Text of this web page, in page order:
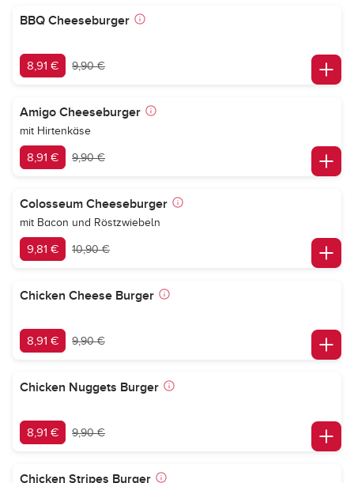
BBQ Cheeseburger
8,91 € 9,90 €
Amigo Cheeseburger
mit Hirtenkäse
8,91 € 9,90 €
Colosseum Cheeseburger
mit Bacon und Röstzwiebeln
9,81 € 10,90 €
Chicken Cheese Burger
8,91 € 9,90 €
Chicken Nuggets Burger
8,91 € 9,90 €
Chicken Stripes Burger